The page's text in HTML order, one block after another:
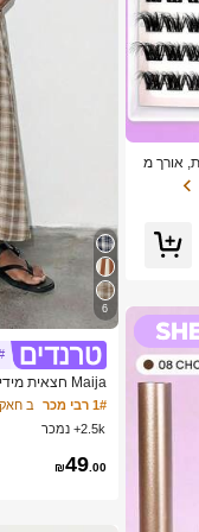
אורך מ
עצמית
6
Maija חצאית מידי מינימליסטית קז'ואלית משובצת לנשים
1# רבי מכר ב
2.5k+ נמכר
₪49.00